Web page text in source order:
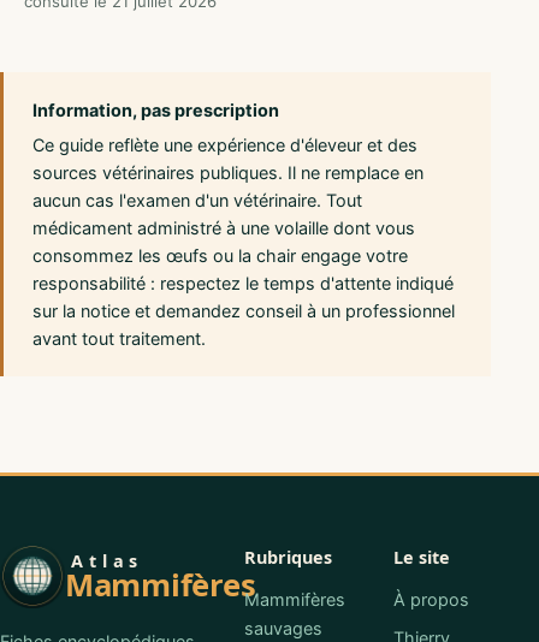
Information, pas prescription
Ce guide reflète une expérience d'éleveur et des
sources vétérinaires publiques. Il ne remplace en
aucun cas l'examen d'un vétérinaire. Tout
médicament administré à une volaille dont vous
consommez les œufs ou la chair engage votre
responsabilité : respectez le temps d'attente indiqué
sur la notice et demandez conseil à un professionnel
avant tout traitement.
Atlas
Mammifères
Rubriques
Mammifères
sauvages
Le site
À propos
Thierry